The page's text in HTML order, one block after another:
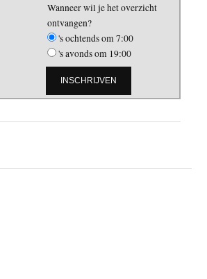
Wanneer wil je het overzicht
ontvangen?
's ochtends om 7:00
's avonds om 19:00